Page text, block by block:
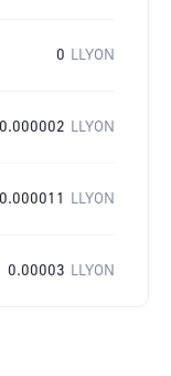
0 LLYON
0.000002 LLYON
0.000011 LLYON
0.00003 LLYON